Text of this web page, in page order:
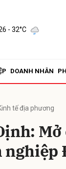
- 32°C
DOANH NHÂN
tế địa phương
Mở
nghiệp